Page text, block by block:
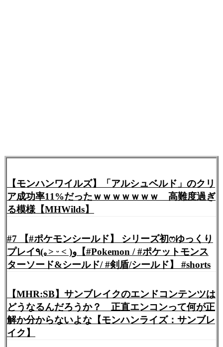
【モンハンワイルズ】「アルシュベルド」のクリ
ア成功率11%だったｗｗｗｗｗｗｗ 高難度過ぎ
る模様【MHWilds】
#7 【#ポケモンシールド】 シリーズ初ෆゆっくり
プレイ٩(｡˃ ᵕ ˂ )و【#Pokemon / #ポケットモンス
ターソード&シールド/ #剣盾/シールド】 #shorts
【MHR:SB】サンブレイクのエンドコンテンツは
どうなるんだろうか？ 正直エンコンって何が正
解か分からないよな【モンハンライズ：サンブレ
イク】